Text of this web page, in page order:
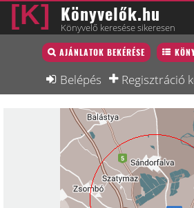
Könyvelők.hu
Könyvelő keresése sikeresen
AJÁNLATOK BEKÉRÉSE
Belépés Regisztráció
Könyvelő lista
Könyvelési munkák